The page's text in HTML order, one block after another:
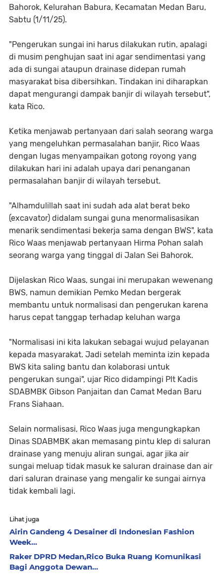
Bahorok, Kelurahan Babura, Kecamatan Medan Baru,
Sabtu (1/11/25).
"Pengerukan sungai ini harus dilakukan rutin, apalagi
di musim penghujan saat ini agar sendimentasi yang
ada di sungai ataupun drainase didepan rumah
masyarakat bisa dibersihkan. Tindakan ini diharapkan
dapat mengurangi dampak banjir di wilayah tersebut",
kata Rico.
Ketika menjawab pertanyaan dari salah seorang warga
yang mengeluhkan permasalahan banjir, Rico Waas
dengan lugas menyampaikan gotong royong yang
dilakukan hari ini adalah upaya dari penanganan
permasalahan banjir di wilayah tersebut.
"Alhamdulillah saat ini sudah ada alat berat beko
(excavator) didalam sungai guna menormalisasikan
menarik sendimentasi bekerja sama dengan BWS", kata
Rico Waas menjawab pertanyaan Hirma Pohan salah
seorang warga yang tinggal di Jalan Sei Bahorok.
Dijelaskan Rico Waas, sungai ini merupakan wewenang
BWS, namun demikian Pemko Medan bergerak
membantu untuk normalisasi dan pengerukan karena
harus cepat tanggap terhadap keluhan warga
"Normalisasi ini kita lakukan sebagai wujud pelayanan
kepada masyarakat. Jadi setelah meminta izin kepada
BWS kita saling bantu dan kolaborasi untuk
pengerukan sungai", ujar Rico didampingi Plt Kadis
SDABMBK Gibson Panjaitan dan Camat Medan Baru
Frans Siahaan.
Selain normalisasi, Rico Waas juga mengungkapkan
Dinas SDABMBK akan memasang pintu klep di saluran
drainase yang menuju aliran sungai, agar jika air
sungai meluap tidak masuk ke saluran drainase dan air
dari saluran drainase yang mengalir ke sungai airnya
tidak kembali lagi.
Lihat juga
Airin Gandeng 4 Desainer di Indonesian Fashion
Week...
Raker DPRD Medan,Rico Buka Ruang Komunikasi
Bagi Anggota Dewan...